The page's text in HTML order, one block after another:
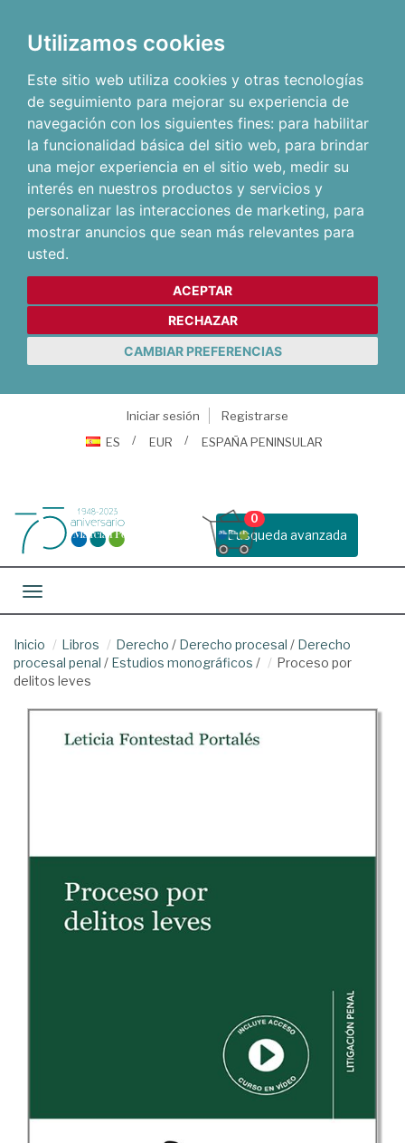
Utilizamos cookies
Este sitio web utiliza cookies y otras tecnologías
de seguimiento para mejorar su experiencia de
navegación con los siguientes fines: para habilitar
la funcionalidad básica del sitio web, para brindar
una mejor experiencia en el sitio web, medir su
interés en nuestros productos y servicios y
personalizar las interacciones de marketing, para
mostrar anuncios que sean más relevantes para
usted.
ACEPTAR
RECHAZAR
CAMBIAR PREFERENCIAS
Iniciar sesión
Registrarse
ES
EUR ESPAÑA PENINSULAR
Busqueda avanzada
0
Toggle navigation
Inicio Libros Derecho / Derecho procesal / Derecho
procesal penal / Estudios monográficos /
Proceso por
delitos leves